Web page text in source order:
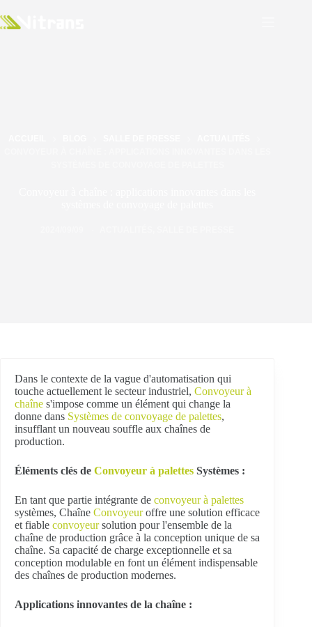
Dans le contexte de la vague d'automatisation qui
touche actuellement le secteur industriel, Convoyeur à
chaîne s'impose comme un élément qui change la
donne dans Systèmes de convoyage de palettes,
insufflant un nouveau souffle aux chaînes de
production.
Éléments clés de Convoyeur à palettes Systèmes :
En tant que partie intégrante de convoyeur à palettes
systèmes, Chaîne Convoyeuroffre une solution efficace
et fiable convoyeursolution pour l'ensemble de la
chaîne de production grâce à la conception unique de sa
chaîne. Sa capacité de charge exceptionnelle et sa
conception modulable en font un élément indispensable
des chaînes de production modernes.
Applications innovantes de la chaîne :